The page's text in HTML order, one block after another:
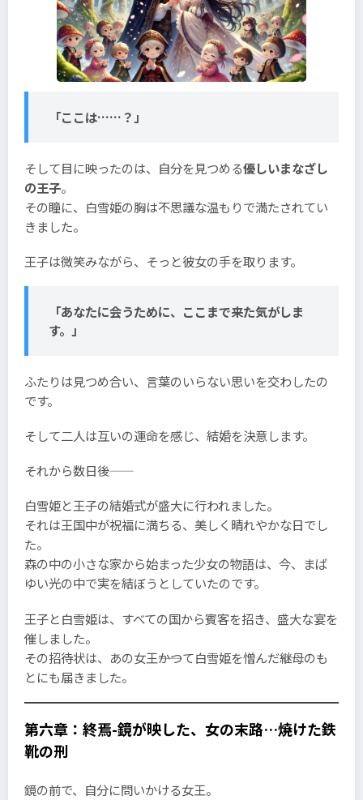
「ここは……？」
そして目に映ったのは、自分を見つめる優しいまなざし
の王子。
その瞳に、白雪姫の胸は不思議な温もりで満たされてい
きました。
王子は微笑みながら、そっと彼女の手を取ります。
「あなたに会うために、ここまで来た気がしま
す。」
ふたりは見つめ合い、言葉のいらない思いを交わしたの
です。
そして二人は互いの運命を感じ、結婚を決意します。
それから数日後――
白雪姫と王子の結婚式が盛大に行われました。
それは王国中が祝福に満ちる、美しく晴れやかな日でし
た。
森の中の小さな家から始まった少女の物語は、今、まば
ゆい光の中で実を結ぼうとしていたのです。
王子と白雪姫は、すべての国から賓客を招き、盛大な宴を
催しました。
その招待状は、あの女王――かつて白雪姫を憎んだ継母のも
とにも届きました。
第六章：終焉-鏡が映した、女の末路…焼けた鉄
靴の刑
鏡の前で、自分に問いかける女王。